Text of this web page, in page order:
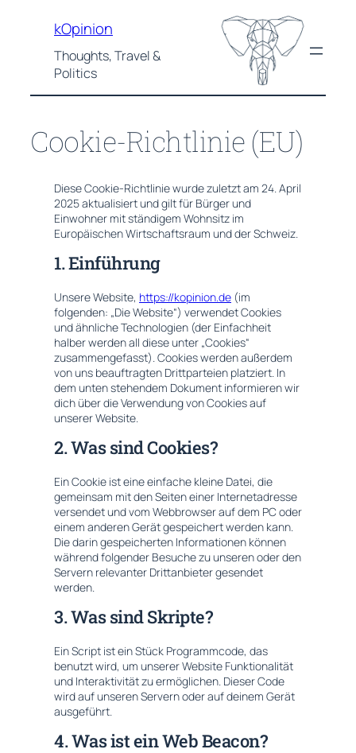
springen
kOpinion
Thoughts, Travel &
Politics
Cookie-Richtlinie (EU)
Diese Cookie-Richtlinie wurde zuletzt am 24. April
2025 aktualisiert und gilt für Bürger und
Einwohner mit ständigem Wohnsitz im
Europäischen Wirtschaftsraum und der Schweiz.
1. Einführung
Unsere Website, https://kopinion.de (im
folgenden: „Die Website“) verwendet Cookies
und ähnliche Technologien (der Einfachheit
halber werden all diese unter „Cookies“
zusammengefasst). Cookies werden außerdem
von uns beauftragten Drittparteien platziert. In
dem unten stehendem Dokument informieren wir
dich über die Verwendung von Cookies auf
unserer Website.
2. Was sind Cookies?
Ein Cookie ist eine einfache kleine Datei, die
gemeinsam mit den Seiten einer Internetadresse
versendet und vom Webbrowser auf dem PC oder
einem anderen Gerät gespeichert werden kann.
Die darin gespeicherten Informationen können
während folgender Besuche zu unseren oder den
Servern relevanter Drittanbieter gesendet
werden.
3. Was sind Skripte?
Ein Script ist ein Stück Programmcode, das
benutzt wird, um unserer Website Funktionalität
und Interaktivität zu ermöglichen. Dieser Code
wird auf unseren Servern oder auf deinem Gerät
ausgeführt.
4. Was ist ein Web Beacon?